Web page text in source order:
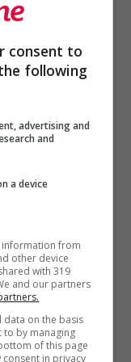
Kamal, una
edizione di
dating
di
non ha
ha
aver
dal
potrebbe
consent to
following
advertising and
and
a device
from
other device
with 319
and our partners
data on the basis
to by managing
of this page
in privacy